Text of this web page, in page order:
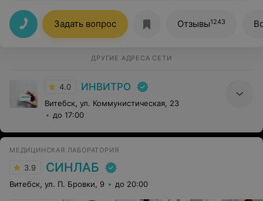
точных лабораторных исследований, с выбором
которых помогли определиться всегда
доброжелательные и внимательные сотрудники.
Обслуживание на высшем уровне, результаты не
готовности результатов, и получение их на email.
искреннюю доброжелательность к клиентам. Удачи
Вам и процветания!
Задать вопрос Отзывы1243
ДРУГИЕ АДРЕСА СЕТИ
4.0 ИНВИТРО
Витебск, ул. Коммунистическая, 23
до 17:00
МЕДИЦИНСКАЯ ЛАБОРАТОРИЯ
3.9 СИНЛАБ
Витебск, ул. П. Бровки, 9 до 20:00